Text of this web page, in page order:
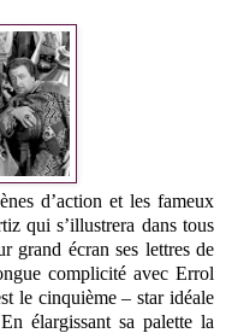
d’action et les fameux
qui s’illustrera dans tous
grand écran ses lettres de
complicité avec Errol
le cinquième – star idéale
élargissant sa palette la